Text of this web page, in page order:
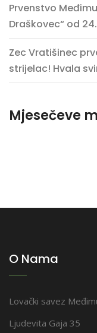
Prvenstvo
Draškovec“ od
Zec Vratišinec
strijelac! Hvala
Mjesečeve
O Nama
Lovački savez
Ljudevita Gaja 35